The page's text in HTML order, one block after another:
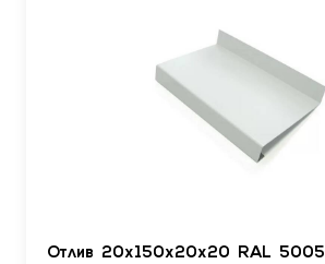
Отлив 20х150х20х20 RAL 5005